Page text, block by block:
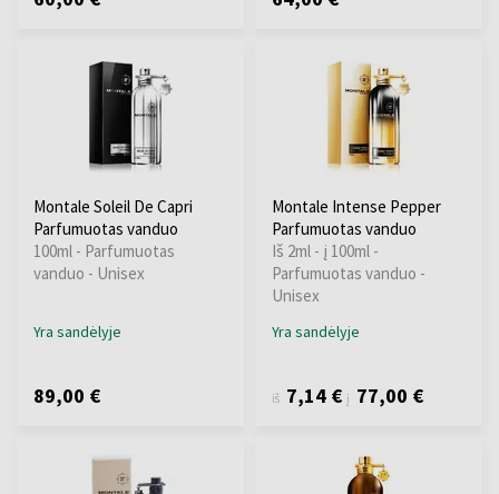
Montale Soleil De Capri
Parfumuotas vanduo
100ml - Parfumuotas
vanduo - Unisex
Yra sandėlyje
89,00 €
Montale Intense Pepper
Parfumuotas vanduo
Iš 2ml - į 100ml -
Parfumuotas vanduo -
Unisex
Yra sandėlyje
iš 7,14 € į 77,00 €